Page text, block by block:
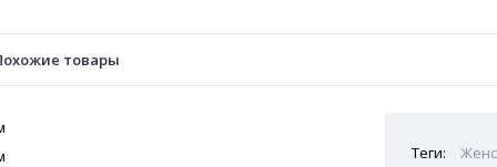
товары
Теги: